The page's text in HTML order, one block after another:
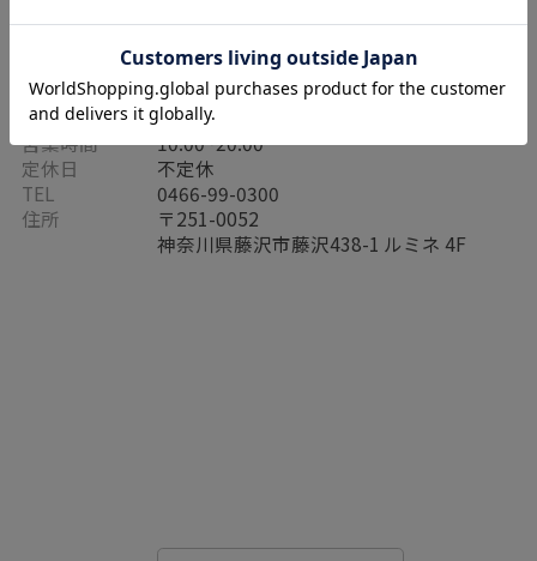
ROPÉ PICNIC ルミネ藤沢
営業時間
10:00~20:00
定休日
不定休
TEL
0466-99-0300
住所
〒251-0052
神奈川県藤沢市藤沢438-1 ルミネ 4F